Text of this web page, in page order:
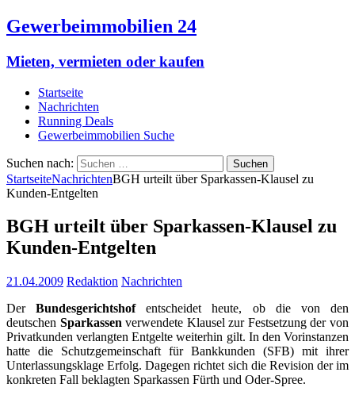
Gewerbeimmobilien 24
Mieten, vermieten oder kaufen
Startseite
Nachrichten
Running Deals
Gewerbeimmobilien Suche
Suchen nach:
StartseiteNachrichtenBGH urteilt über Sparkassen-Klausel zu
Kunden-Entgelten
BGH urteilt über Sparkassen-Klausel zu
Kunden-Entgelten
21.04.2009 Redaktion Nachrichten
DerBundesgerichtshofentscheidet heute, ob die von den
deutschen Sparkassenverwendete Klausel zur Festsetzung der von
Privatkunden verlangten Entgelte weiterhin gilt. In den Vorinstanzen
hatte die Schutzgemeinschaft für Bankkunden (SFB) mit ihrer
Unterlassungsklage Erfolg. Dagegen richtet sich die Revision der im
konkreten Fall beklagten Sparkassen Fürth und Oder-Spree.